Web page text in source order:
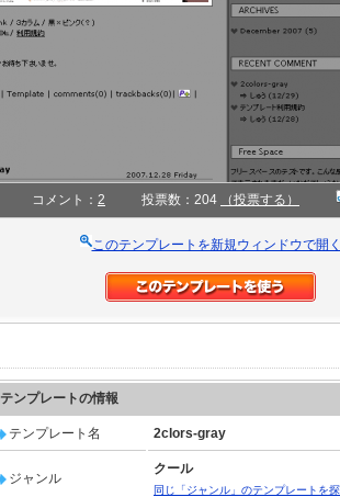
コメント： 2 投票数：204 （投票する）
このテンプレートを新規ウィンドウで開
テンプレートの情報
テンプレート名 2clors-gray
ジャンル
クール
同じ「ジャンル」のテンプレートを